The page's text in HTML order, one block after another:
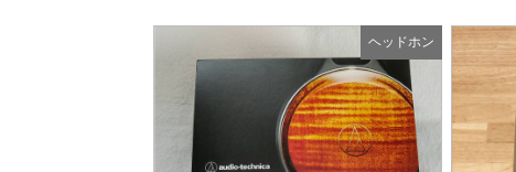
ヘッドホン